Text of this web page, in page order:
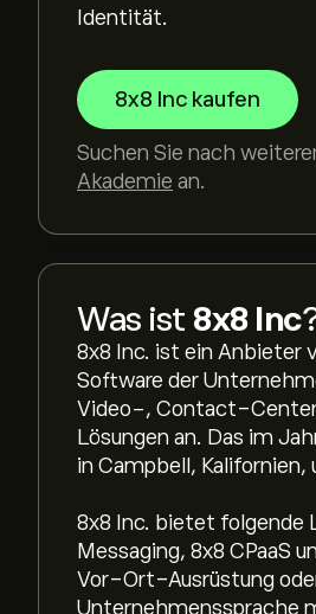
Identität.
8x8 Inc kaufen
Suchen Sie nach
Akademie an.
Was ist 8x8 Inc
8x8 Inc. ist ein
Software der
Video-, Contact-
Lösungen an. Das im
in Campbell,
8x8 Inc. bietet folgende
Messaging, 8x8 CPaaS
Vor-Ort-Ausrüstung
Unternehmenssprache